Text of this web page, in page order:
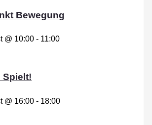
Bewegung
@ 10:00 - 11:00
Spielt!
@ 16:00 - 18:00